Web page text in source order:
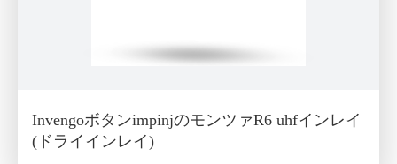
InvengoボタンimpinjのモンツァR6 uhfインレイ
(ドライインレイ)